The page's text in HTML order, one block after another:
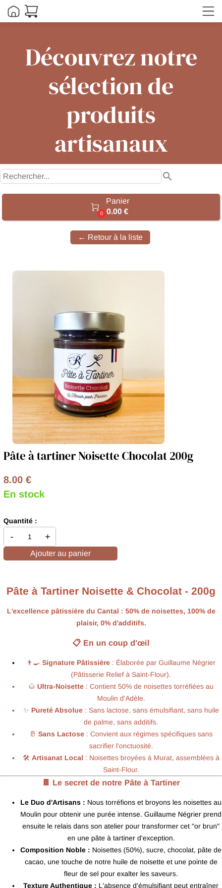
Découvrez notre
sélection de
produits
artisanaux
search

0
Panier
0.00 €
← Retour à la liste
Pâte à tartiner Noisette Chocolat 200g
8.00 €
En stock
Quantité :
- +
Ajouter au panier
Pâte à Tartiner Noisette & Chocolat - 200g
L'excellence pâtissière du Cantal : 50% de noisettes, 100% de
plaisir, 0% d'additifs.
📋 En un coup d'œil
👨‍🍳 Signature Pâtissière : Élaborée par Guillaume Négrier
(Pâtisserie Relief à Saint-Flour).
🌰 Ultra-Noisette : Contient 50% de noisettes torréfiées au
Moulin d'Adèle.
✨ Pureté Absolue: Sans lactose, sans émulsifiant, sans huile
de palme, sans additifs.
🥛 Sans Lactose : Convient aux régimes spécifiques sans
sacrifier l'onctuosité.
🛠️ Artisanat Local : Noisettes broyées à Murat, assemblées à
Saint-Flour.
🍫 Le secret de notre Pâte à Tartiner
Le Duo d'Artisans : Nous torréfions et broyons les noisettes au
Moulin pour obtenir une purée intense. Guillaume Négrier prend
ensuite le relais dans son atelier pour transformer cet "or brun"
en une pâte à tartiner d'exception.
Composition Noble : Noisettes (50%), sucre, chocolat, pâte de
cacao, une touche de notre huile de noisette et une pointe de
fleur de sel pour exalter les saveurs.
Texture Authentique : L'absence d'émulsifiant peut entraîner